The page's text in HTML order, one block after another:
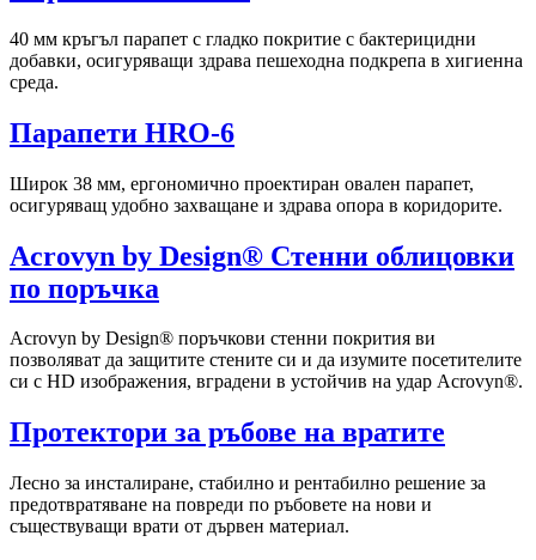
40 мм кръгъл парапет с гладко покритие с бактерицидни
добавки, осигуряващи здрава пешеходна подкрепа в хигиенна
среда.
Парапети HRO-6
Широк 38 мм, ергономично проектиран овален парапет,
осигуряващ удобно захващане и здрава опора в коридорите.
Acrovyn by Design® Стенни облицовки
по поръчка
Acrovyn by Design® поръчкови стенни покрития ви
позволяват да защитите стените си и да изумите посетителите
си с HD изображения, вградени в устойчив на удар Acrovyn®.
Протектори за ръбове на вратите
Лесно за инсталиране, стабилно и рентабилно решение за
предотвратяване на повреди по ръбовете на нови и
съществуващи врати от дървен материал.